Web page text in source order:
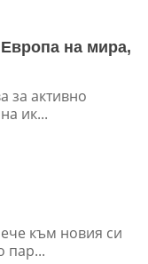
на мира,
за активно
ик...
към новия си
пар...